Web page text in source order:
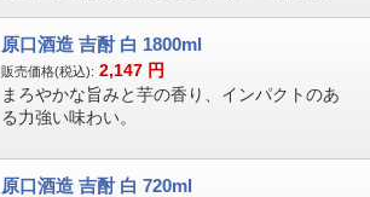
原口酒造 吉酎 白 1800ml
販売価格(税込): 2,147 円
まろやかな旨みと芋の香り、インパクトのあ
る力強い味わい。
原口酒造 吉酎 白 720ml